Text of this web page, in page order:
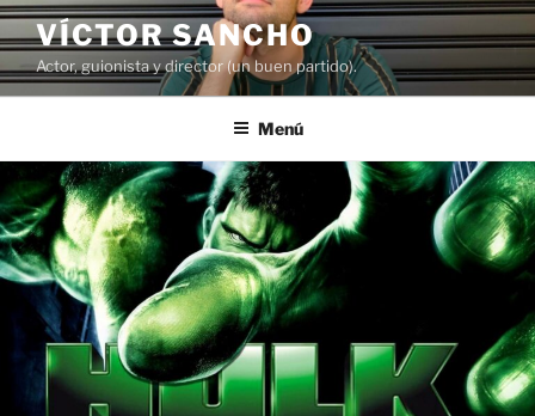
Saltar
al
contenido
VÍCTOR SANCHO
Actor, guionista y director (un buen partido).
Menú